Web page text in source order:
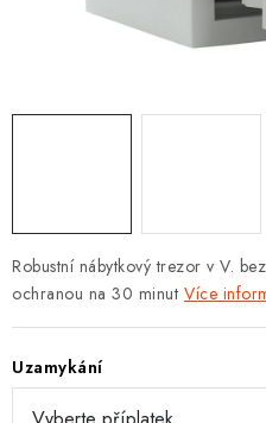
MOJE OBJEDNÁVKA
VELKOOBCHOD
STÁTNÍ INSTITUCE
AKTUALITY
Robustní nábytkový trezor v V.
ochranou na 30 minut Více
Uzamykání